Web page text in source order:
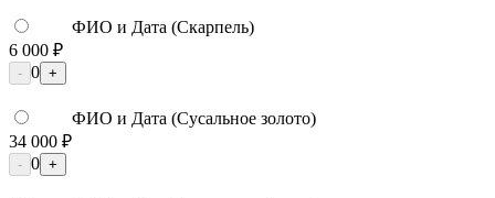
ФИО и Дата (Скарпель)
6 000 ₽
- 0 +
ФИО и Дата (Сусальное золото)
34 000 ₽
- 0 +